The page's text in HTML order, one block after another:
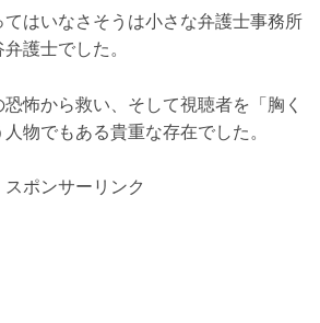
てはいなさそうは小さな弁護士事務所
護士でした。
怖から救い、そして視聴者を「胸く
物でもある貴重な存在でした。
スポンサーリンク